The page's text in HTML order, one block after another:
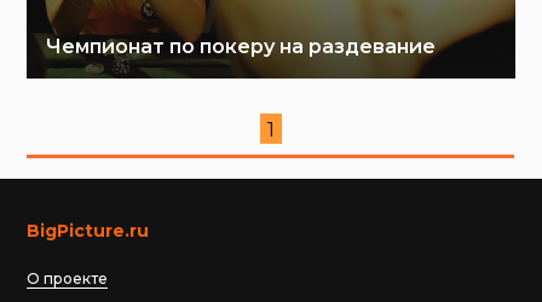
Чемпионат по покеру на раздевание
1
BigPicture.ru
О проекте